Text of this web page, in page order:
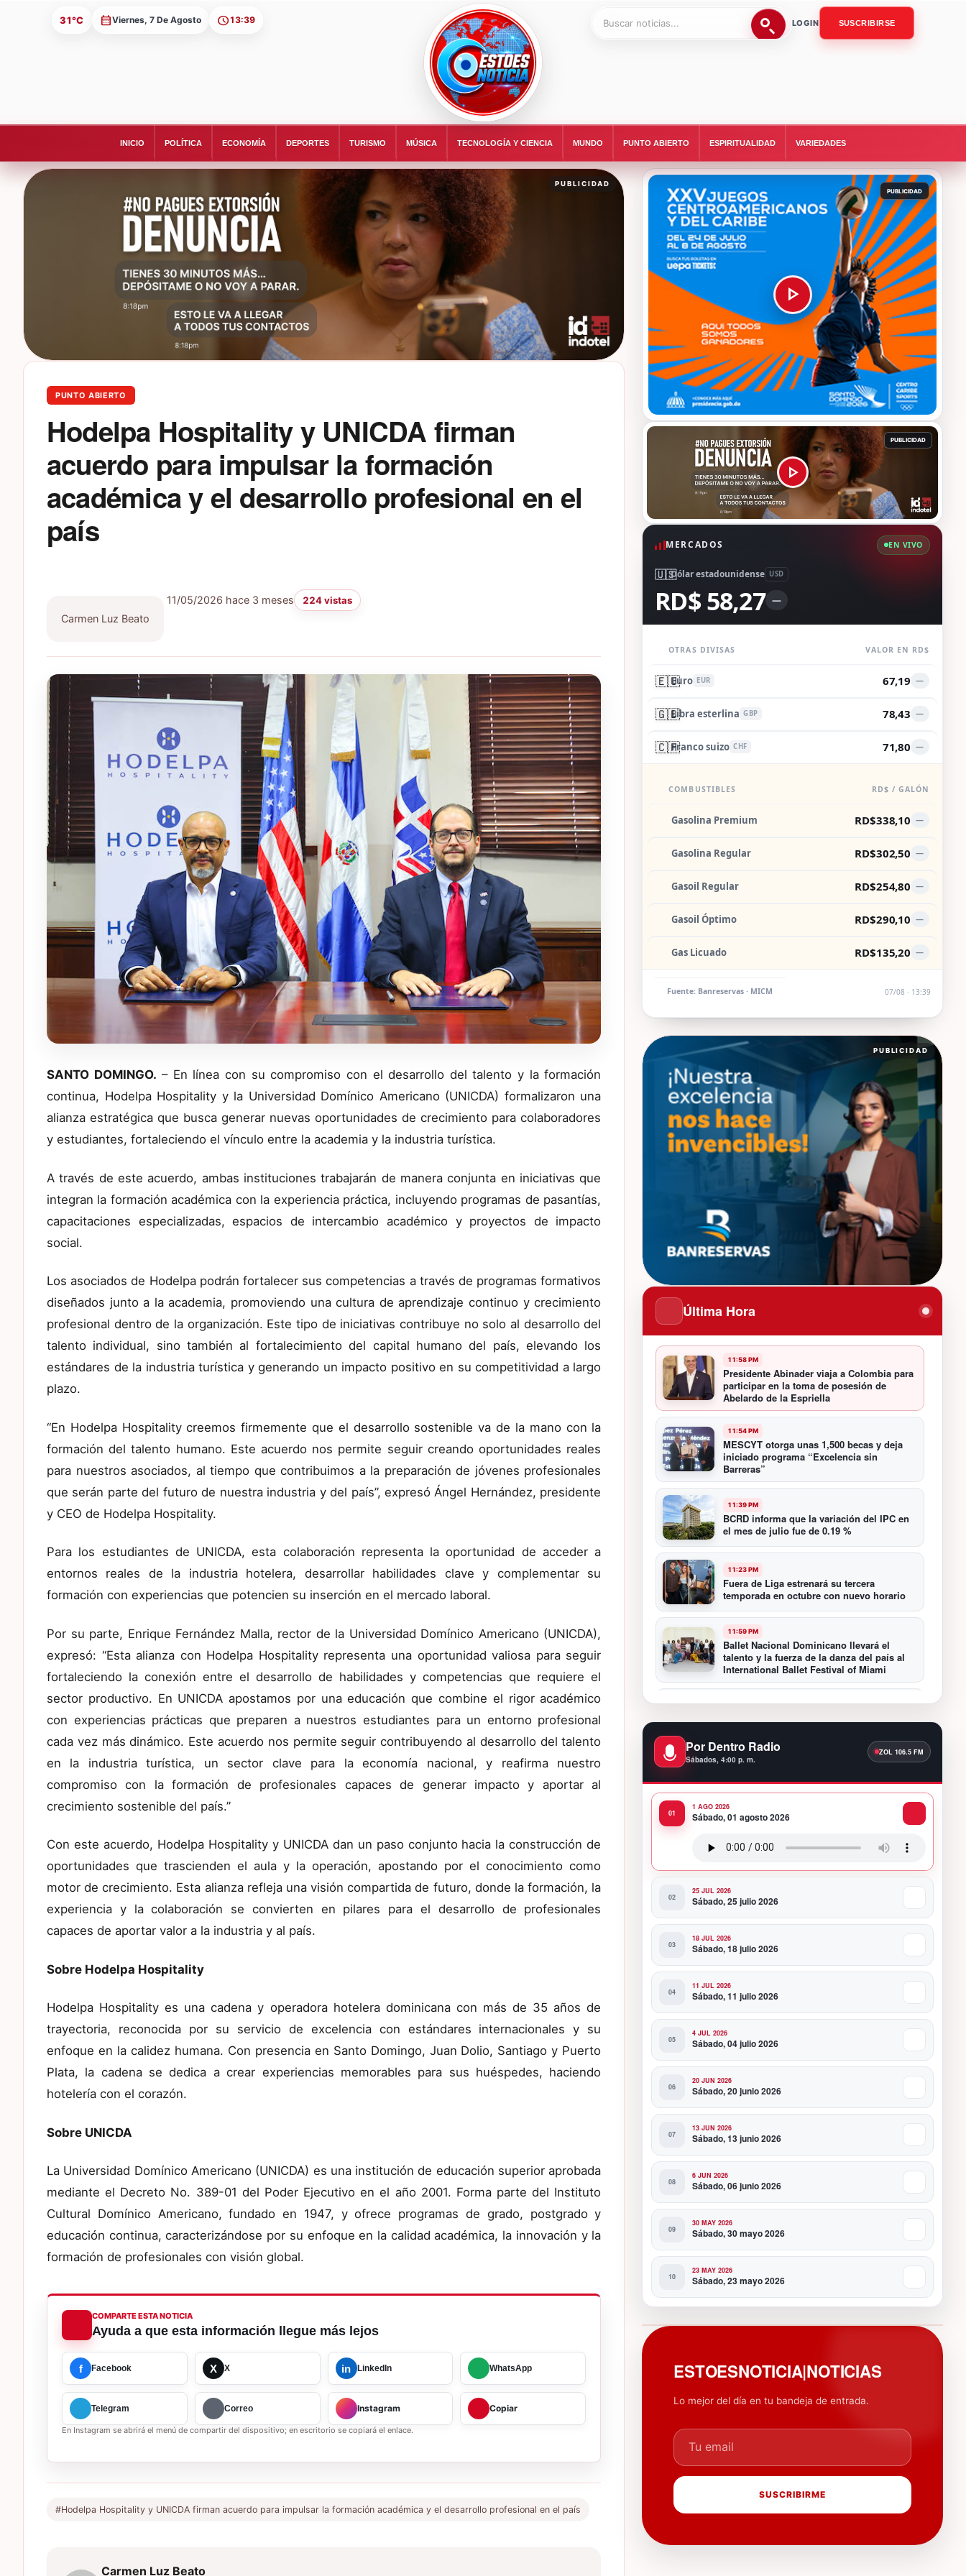
31°C Viernes, 7 De Agosto 13:39
ESTOESNOTICIA|NOTICIAS
Buscar: LOGIN SUSCRIBIRSE
INICIO POLÍTICA ECONOMÍA DEPORTES TURISMO MÚSICA TECNOLOGÍA Y CIENCIA MUNDO PUNTO ABIERTO ESPIRITUALIDAD VARIEDADES
PUBLICIDAD
PUNTO ABIERTO
Hodelpa Hospitality y UNICDA firman
acuerdo para impulsar la formación
académica y el desarrollo profesional en el
país
Carmen Luz Beato
11/05/2026 hace 3 meses 224 vistas
SANTO DOMINGO. – En línea con su compromiso con el desarrollo del talento y la formación
continua, Hodelpa Hospitality y la Universidad Domínico Americano (UNICDA) formalizaron una
alianza estratégica que busca generar nuevas oportunidades de crecimiento para colaboradores
y estudiantes, fortaleciendo el vínculo entre la academia y la industria turística.
A través de este acuerdo, ambas instituciones trabajarán de manera conjunta en iniciativas que
integran la formación académica con la experiencia práctica, incluyendo programas de pasantías,
capacitaciones especializadas, espacios de intercambio académico y proyectos de impacto
social.
Los asociados de Hodelpa podrán fortalecer sus competencias a través de programas formativos
diseñados junto a la academia, promoviendo una cultura de aprendizaje continuo y crecimiento
profesional dentro de la organización. Este tipo de iniciativas contribuye no solo al desarrollo del
talento individual, sino también al fortalecimiento del capital humano del país, elevando los
estándares de la industria turística y generando un impacto positivo en su competitividad a largo
plazo.
“En Hodelpa Hospitality creemos firmemente que el desarrollo sostenible va de la mano con la
formación del talento humano. Este acuerdo nos permite seguir creando oportunidades reales
para nuestros asociados, al tiempo que contribuimos a la preparación de jóvenes profesionales
que serán parte del futuro de nuestra industria y del país”, expresó Ángel Hernández, presidente
y CEO de Hodelpa Hospitality.
Para los estudiantes de UNICDA, esta colaboración representa la oportunidad de acceder a
entornos reales de la industria hotelera, desarrollar habilidades clave y complementar su
formación con experiencias que potencien su inserción en el mercado laboral.
Por su parte, Enrique Fernández Malla, rector de la Universidad Domínico Americano (UNICDA),
expresó: “Esta alianza con Hodelpa Hospitality representa una oportunidad valiosa para seguir
fortaleciendo la conexión entre el desarrollo de habilidades y competencias que requiere el
sector productivo. En UNICDA apostamos por una educación que combine el rigor académico
con experiencias prácticas que preparen a nuestros estudiantes para un entorno profesional
cada vez más dinámico. Este acuerdo nos permite seguir contribuyendo al desarrollo del talento
en la industria turística, un sector clave para la economía nacional, y reafirma nuestro
compromiso con la formación de profesionales capaces de generar impacto y aportar al
crecimiento sostenible del país.”
Con este acuerdo, Hodelpa Hospitality y UNICDA dan un paso conjunto hacia la construcción de
oportunidades que trascienden el aula y la operación, apostando por el conocimiento como
motor de crecimiento. Esta alianza refleja una visión compartida de futuro, donde la formación, la
experiencia y la colaboración se convierten en pilares para el desarrollo de profesionales
capaces de aportar valor a la industria y al país.
Sobre Hodelpa Hospitality
Hodelpa Hospitality es una cadena y operadora hotelera dominicana con más de 35 años de
trayectoria, reconocida por su servicio de excelencia con estándares internacionales y su
enfoque en la calidez humana. Con presencia en Santo Domingo, Juan Dolio, Santiago y Puerto
Plata, la cadena se dedica a crear experiencias memorables para sus huéspedes, haciendo
hotelería con el corazón.
Sobre UNICDA
La Universidad Domínico Americano (UNICDA) es una institución de educación superior aprobada
mediante el Decreto No. 389-01 del Poder Ejecutivo en el año 2001. Forma parte del Instituto
Cultural Domínico Americano, fundado en 1947, y ofrece programas de grado, postgrado y
educación continua, caracterizándose por su enfoque en la calidad académica, la innovación y la
formación de profesionales con visión global.
COMPARTE ESTA NOTICIA
Ayuda a que esta información llegue más lejos
f Facebook X X in LinkedIn WhatsApp
Telegram Correo Instagram Copiar
En Instagram se abrirá el menú de compartir del dispositivo; en escritorio se copiará el enlace.
#Hodelpa Hospitality y UNICDA firman acuerdo para impulsar la formación académica y el desarrollo profesional en el país
Carmen Luz Beato
MERCADOS EN VIVO
🇺🇸Dólar estadounidense USD
RD$ 58,27 —
OTRAS DIVISAS VALOR EN RD$
🇪🇺Euro EUR 67,19 —
🇬🇧Libra esterlina GBP 78,43 —
🇨🇭Franco suizo CHF 71,80 —
COMBUSTIBLES RD$ / GALÓN
Gasolina Premium RD$338,10 —
Gasolina Regular RD$302,50 —
Gasoil Regular RD$254,80 —
Gasoil Óptimo RD$290,10 —
Gas Licuado RD$135,20 —
Fuente: Banreservas · MICM 07/08 · 13:39
PUBLICIDAD
Última Hora
11:58 PM
Presidente Abinader viaja a Colombia para
participar en la toma de posesión de
Abelardo de la Espriella
11:54 PM
MESCYT otorga unas 1,500 becas y deja
iniciado programa “Excelencia sin
Barreras”
11:39 PM
BCRD informa que la variación del IPC en
el mes de julio fue de 0.19 %
11:23 PM
Fuera de Liga estrenará su tercera
temporada en octubre con nuevo horario
11:59 PM
Ballet Nacional Dominicano llevará el
talento y la fuerza de la danza del país al
International Ballet Festival of Miami
11:55 PM
Hospiten Santo Domingo destaca el valor
Banreservas recibe nuevamente la máxima
calificación crediticia AAA.do de Moody’s
Local RD con perspectiva Estable
10:51 PM
Producciones Panda Rosa anuncia su
nueva puesta en escena: “PARADISO”
Por Dentro Radio
Sábados, 4:00 p. m.
1 AGO 2026
Sábado, 01 agosto 2026
25 JUL 2026
Sábado, 25 julio 2026
18 JUL 2026
Sábado, 18 julio 2026
11 JUL 2026
Sábado, 11 julio 2026
4 JUL 2026
Sábado, 04 julio 2026
20 JUN 2026
Sábado, 20 junio 2026
13 JUN 2026
Sábado, 13 junio 2026
6 JUN 2026
Sábado, 06 junio 2026
30 MAY 2026
Sábado, 30 mayo 2026
23 MAY 2026
Sábado, 23 mayo 2026
ESTOESNOTICIA|NOTICIAS
Lo mejor del día en tu bandeja de entrada.
Tu email
SUSCRIBIRME